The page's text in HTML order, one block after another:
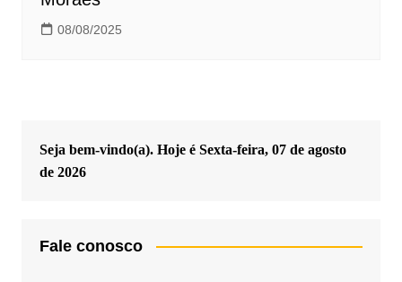
08/08/2025
Seja bem-vindo(a). Hoje é Sexta-feira, 07 de agosto
de 2026
Fale conosco